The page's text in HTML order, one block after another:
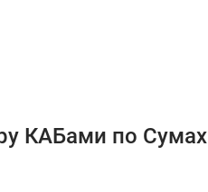
КАБами по Сумах